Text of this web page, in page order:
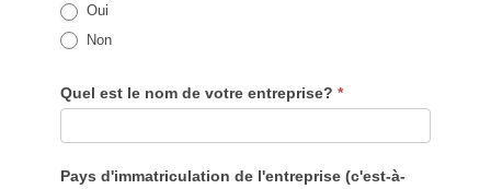
Oui
Non
Quel est le nom de votre entreprise? *
Pays d'immatriculation de l'entreprise (c'est-à-